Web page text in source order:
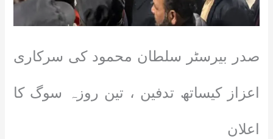
صدر بیرسٹر سلطان محمود کی سرکاری
اعزاز کیساتھ تدفین ، تین روزہ سوگ کا
اعلان